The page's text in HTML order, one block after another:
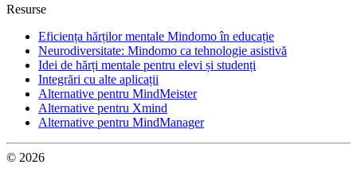
Resurse
Eficiența hărților mentale Mindomo în educație
Neurodiversitate: Mindomo ca tehnologie asistivă
Idei de hărți mentale pentru elevi și studenți
Integrări cu alte aplicații
Alternative pentru MindMeister
Alternative pentru Xmind
Alternative pentru MindManager
© 2026